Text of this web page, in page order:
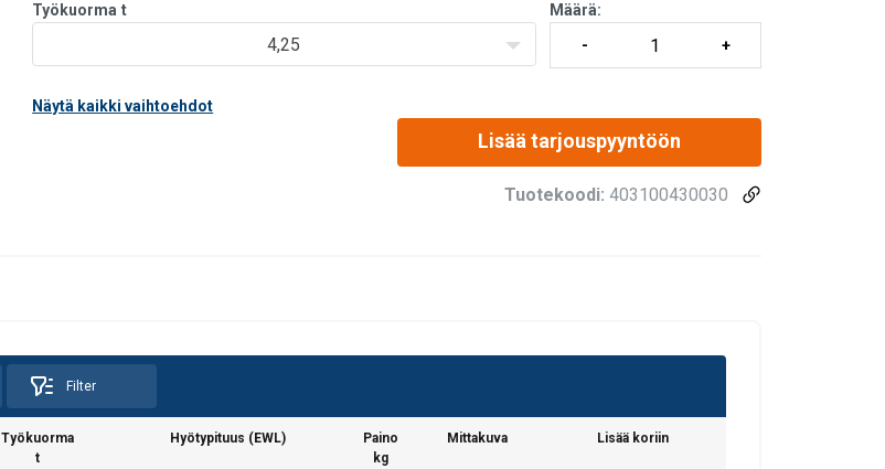
Työkuorma t
4,25
Määrä:
Näytä kaikki vaihtoehdot
Lisää tarjouspyyntöön
Tuotekoodi: 403100430030
Filter
Työkuorma
t
Hyötypituus (EWL)
Paino
kg
Mittakuva Lisää koriin